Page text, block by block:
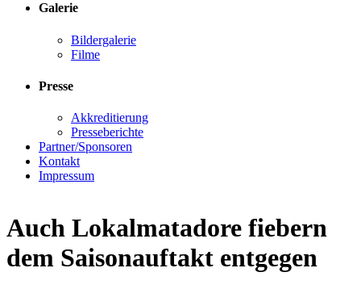
Galerie
Bildergalerie
Filme
Presse
Akkreditierung
Presseberichte
Partner/Sponsoren
Kontakt
Impressum
Auch Lokalmatadore fiebern
dem Saisonauftakt entgegen